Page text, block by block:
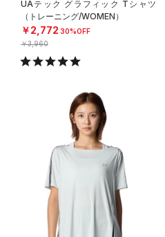
UAテック グラフィック Tシャツ
（トレーニング/WOMEN）
￥2,772 30%OFF
￥3,960